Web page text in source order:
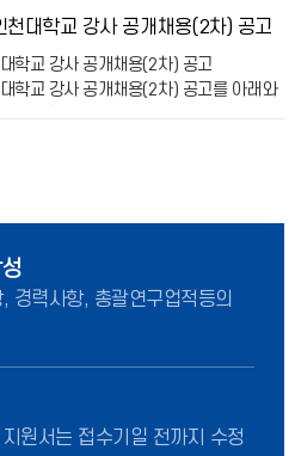
대학교 강사 공개채용(2차) 공고
학교 강사 공개채용(2차) 공고
학교 강사 공개채용(2차) 공고를 아래와
경력사항, 총괄연구업적등의
원서는 접수기일 전까지 수정